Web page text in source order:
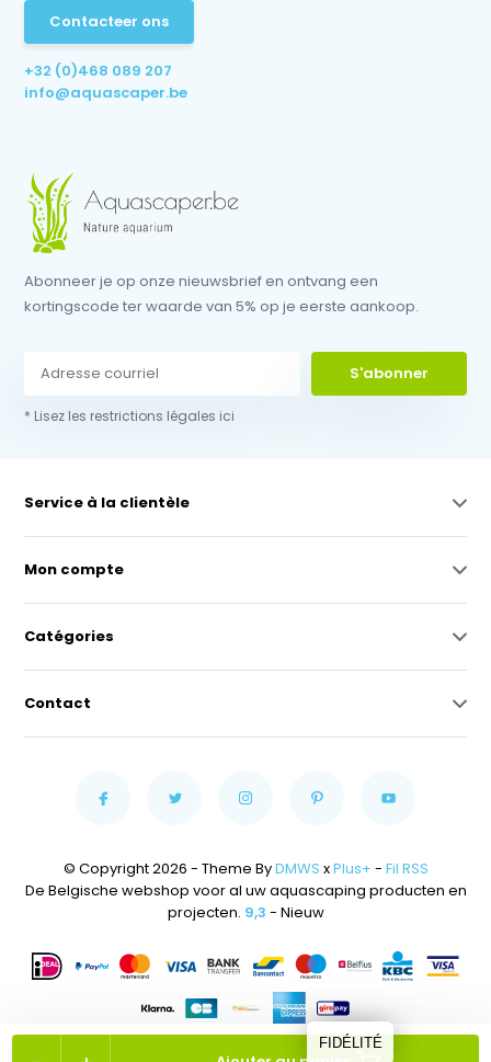
Contacteer ons
+32 (0)468 089 207
info@aquascaper.be
Abonneer je op onze nieuwsbrief en ontvang een
kortingscode ter waarde van 5% op je eerste aankoop.
S'abonner
* Lisez les restrictions légales ici
Service à la clientèle
Mon compte
Catégories
Contact
© Copyright 2026 - Theme ByDMWS xPlus+ - Fil RSS
De Belgische webshop voor al uw aquascaping producten en
projecten. 9,3 - Nieuw
FIDÉLITÉ